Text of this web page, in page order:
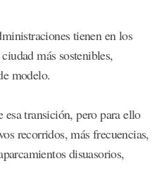
tienen en los
más sostenibles,
modelo.
esa transición, pero para ello
recorridos, más frecuencias,
disuasorios,